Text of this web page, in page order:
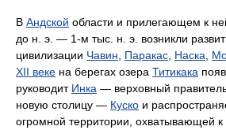
В Андской области и прилегающем к
до н. э. — 1-м тыс. н. э. возникли
цивилизации Чавин Паракас Наска
XII веке на берегах озера Титикака
руководит Инка — верховный
новую столицу — Куско и
огромной территории, охватывающей к